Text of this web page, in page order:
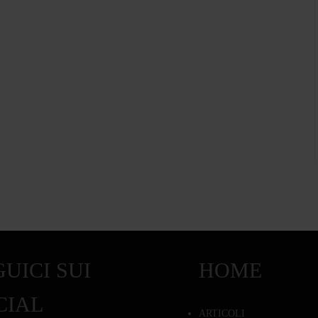
SUI
HOME
ARTICOLI